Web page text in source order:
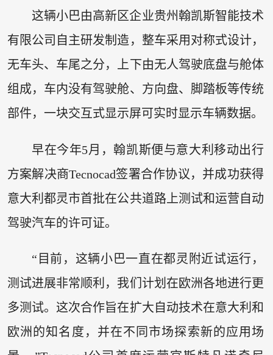
这辆小巴由高新区企业贵州翰凯斯智能技术
有限公司自主研发制造，整车采用对称式设计，
无车头、车尾之分，上下由无人驾驶底盘与舱体
组成，车内没有驾驶舱、方向盘、脚踏板等传统
部件，一块交互式显示屏可实时显示车辆数据。
早在今年5月，翰凯斯便与意大利移动出行
方案解决商Tecnocad签署合作协议，并成功获得
意大利都灵市首批在公共道路上测试和运营自动
驾驶汽车的许可证。
“目前，这辆小巴一直在都灵附近试运行，
测试进展非常顺利，我们计划在欧洲各地进行更
多测试。这次合作旨在扩大自动技术在意大利和
欧洲的知名度，并在不同市场探索新的应用场